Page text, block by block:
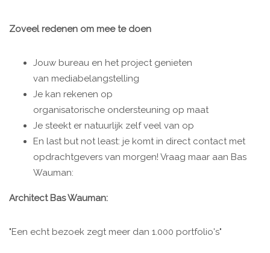
Zoveel redenen om mee te doen
Jouw bureau en het project genieten
van mediabelangstelling
Je kan rekenen op
organisatorische ondersteuning op maat
Je steekt er natuurlijk zelf veel van op
En last but not least: je komt in direct contact met
opdrachtgevers van morgen! Vraag maar aan Bas
Wauman:
Architect Bas Wauman:
"Een echt bezoek zegt meer dan 1.000 portfolio's"